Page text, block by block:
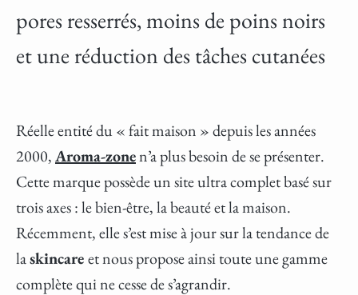
pores resserrés, moins de poins noirs
et une réduction des tâches cutanées
Réelle entité du « fait maison » depuis les années
2000,Aroma-zonen’a plus besoin de se présenter.
Cette marque possède un site ultra complet basé sur
trois axes : le bien-être, la beauté et la maison.
Récemment, elle s’est mise à jour sur la tendance de
laskincareet nous propose ainsi toute une gamme
complète qui ne cesse de s’agrandir.